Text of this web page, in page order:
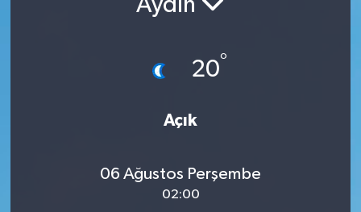
Aydın
20°
Açık
06 Ağustos Perşembe
02:00